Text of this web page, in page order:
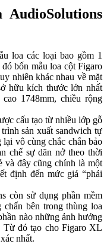
loa các loại bao gồm 1
bốn mẫu loa cột Figaro
nhiên khác nhau về mặt
hữu kích thước lớn nhất
1748mm, chiều rộng
cấu tạo từ nhiều lớp gỗ
sản xuất sandwich tự
vô cùng chắc chắn bảo
chế sự dãn nở theo thời
và đây cũng chính là một
định đến mức giá “phải
còn sử dụng phần mềm
bên trong thùng loa
nào những ảnh hưởng
Từ đó tạo cho Figaro XL
nhất.